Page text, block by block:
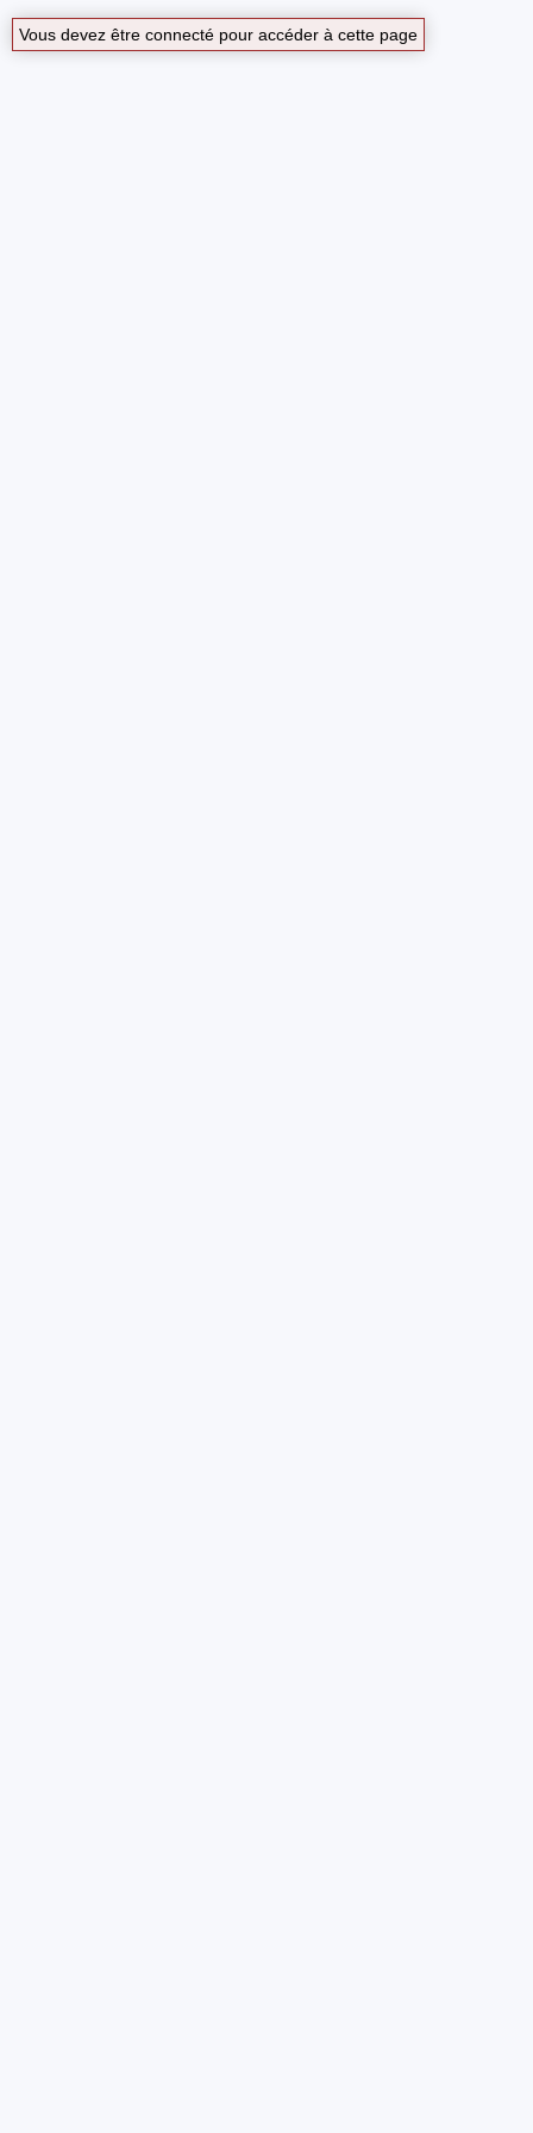
Vous devez être connecté pour accéder à cette page